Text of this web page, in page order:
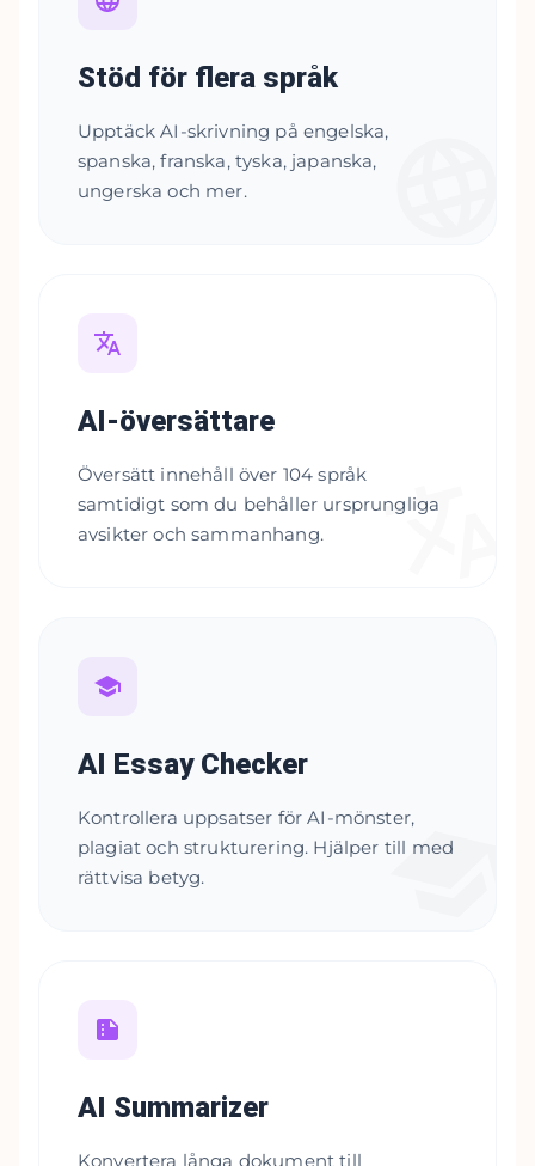
Stöd för flera språk
Upptäck AI-skrivning på engelska,
spanska, franska, tyska, japanska,
ungerska och mer.
AI-översättare
Översätt innehåll över 104 språk
samtidigt som du behåller ursprungliga
avsikter och sammanhang.
AI Essay Checker
Kontrollera uppsatser för AI-mönster,
plagiat och strukturering. Hjälper till med
rättvisa betyg.
AI Summarizer
Konvertera långa dokument till